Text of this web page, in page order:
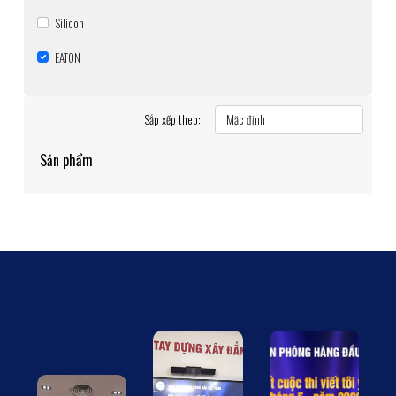
Silicon
EATON
Sản phẩm
Sắp xếp theo: